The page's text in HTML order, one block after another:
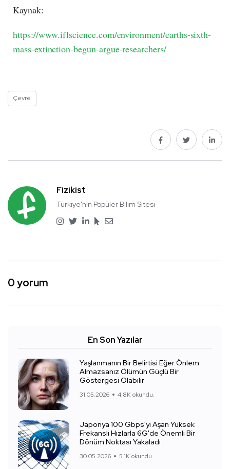
Kaynak:
https://www.iflscience.com/environment/earths-sixth-
mass-extinction-begun-argue-researchers/
Çevre
Fizikist
Türkiye'nin Popüler Bilim Sitesi
0 yorum
En Son Yazılar
Yaşlanmanın Bir Belirtisi Eğer Önlem
Almazsanız Ölümün Güçlü Bir
Göstergesi Olabilir
31.05.2026 4.8K okundu.
Japonya 100 Gbps'yi Aşan Yüksek
Frekanslı Hızlarla 6G'de Önemli Bir
Dönüm Noktası Yakaladı
30.05.2026 5.1K okundu.